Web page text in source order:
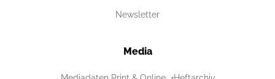
Newsletter
Media